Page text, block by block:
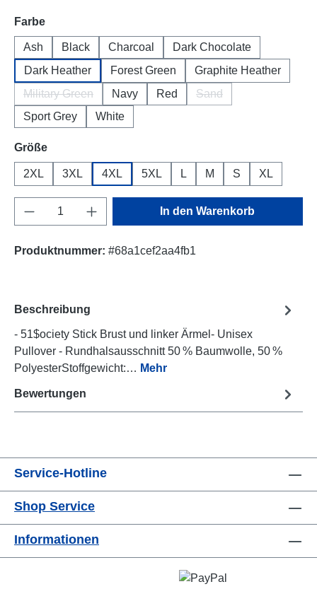
Farbeauswählen
Ash Black Charcoal
Dark Chocolate
Dark Heather
Forest Green
Graphite Heather
Military Green
(Diese Option ist zurzeit nicht verfügbar.)
Navy Red Sand
(Diese Option ist
Sport Grey White
Größeauswählen
2XL 3XL 4XL 5XL L M S XL
Produkt Anzahl: Gib den gewünschten
In den Warenkorb
Produktnummer: #68a1cef2aa4fb1
Beschreibung
- 51$ociety Stick Brust und linker Ärmel- Unisex
Pullover - Rundhalsausschnitt 50 % Baumwolle, 50 %
PolyesterStoffgewicht:… Mehr
Bewertungen
Service-Hotline
Shop Service
Informationen